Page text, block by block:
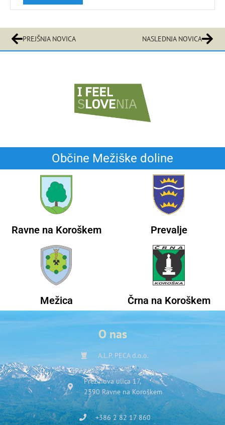
PREJŠNJA NOVICA NASLEDNJA NOVICA
Občine Mežiške doline
Ravne na Koroškem Prevalje
Mežica Črna na Koroškem
O nas
A.L.P. PECA d.o.o.
Prežihova ulica 17,
2390 Ravne na Koroškem
+386 2 82 17 860